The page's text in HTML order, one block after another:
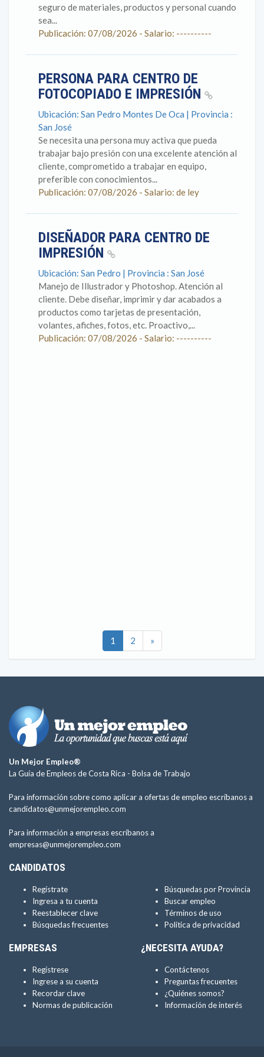
seguro de materiales, productos y personal cuando
sea...
Publicación: 07/08/2026 - Salario: ----------
PERSONA PARA CENTRO DE
FOTOCOPIADO E IMPRESIÓN
Ubicación: San Pedro Montes De Oca | Provincia :
San José
Se necesita una persona muy activa que pueda
trabajar bajo presión con una excelente atención al
cliente, comprometido a trabajar en equipo,
preferible con conocimientos...
Publicación: 07/08/2026 - Salario: de ley
DISEÑADOR PARA CENTRO DE
IMPRESIÓN
Ubicación: San Pedro | Provincia : San José
Manejo de Illustrador y Photoshop. Atención al
cliente. Debe diseñar, imprimir y dar acabados a
productos como tarjetas de presentación,
volantes, afiches, fotos, etc. Proactivo,...
Publicación: 07/08/2026 - Salario: ----------
1 2 »
Un Mejor Empleo®
La Guía de Empleos de Costa Rica - Bolsa de Trabajo
Para información sobre como aplicar a ofertas de empleo escríbanos a
candidatos@unmejorempleo.com
Para información a empresas escríbanos a
empresas@unmejorempleo.com
CANDIDATOS
Regístrate
Ingresa a tu cuenta
Reestablecer clave
Búsquedas frecuentes
Búsquedas por Provincia
Buscar empleo
Términos de uso
Política de privacidad
EMPRESAS
Regístrese
Ingrese a su cuenta
Recordar clave
Normas de publicación
¿NECESITA AYUDA?
Contáctenos
Preguntas frecuentes
¿Quiénes somos?
Información de interés